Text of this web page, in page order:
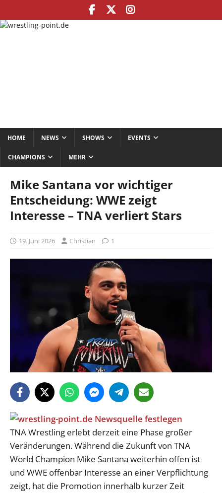
HOME NEWS SHOWS EVENTS
CHAMPIONS MEHR
Mike Santana vor wichtiger
Entscheidung: WWE zeigt
Interesse – TNA verliert Stars
19. Juni 2026 Christian 1
TNA Wrestling erlebt derzeit eine Phase großer
Veränderungen. Während die Zukunft von TNA
World Champion Mike Santana weiterhin offen ist
und WWE offenbar Interesse an einer Verpflichtung
zeigt, hat die Promotion innerhalb kurzer Zeit